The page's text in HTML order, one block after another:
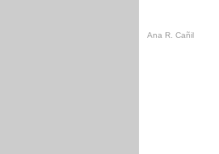
Ana R. Cañil